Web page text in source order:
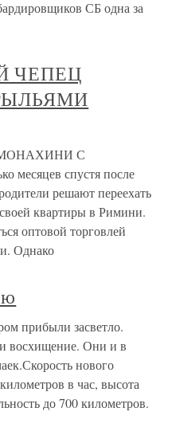
СБ одна за
ЧЕПЕЦ
С
спустя после
решают переехать
квартиры в Римини.
оптовой торговлей
Однако
прибыли засветло.
восхищение. Они и в
нового
в час, высота
до 700 километров.